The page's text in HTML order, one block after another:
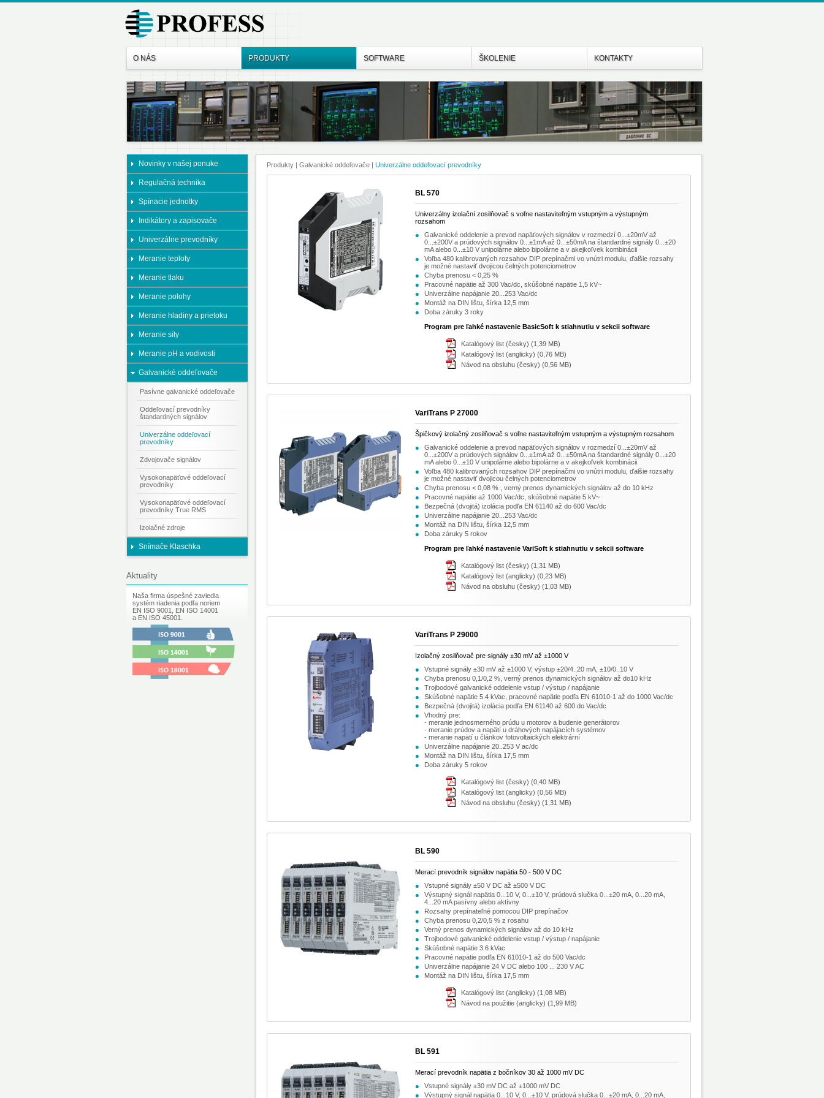
O NÁS PRODUKTY SOFTWARE ŠKOLENIE KONTAKTY
Novinky v našej ponuke
Regulačná technika
Spínacie jednotky
Indikátory a zapisovače
Univerzálne prevodníky
Meranie teploty
Meranie tlaku
Meranie polohy
Meranie hladiny a prietoku
Meranie sily
Meranie pH a vodivosti
Galvanické oddeľovače
Pasívne galvanické oddeľovače
Oddeľovací prevodníky
štandardných signálov
Univerzálne oddeľovací
prevodníky
Zdvojovače signálov
Vysokonapäťové oddeľovací
prevodníky
Vysokonapäťové oddeľovací
prevodníky True RMS
Izolačné zdroje
Snímače Klaschka
Aktuality
Naša firma úspešné zaviedla
systém riadenia podľa noriem
EN ISO 9001, EN ISO 14001
a EN ISO 45001.
Produkty | Galvanické oddeľovače | Univerzálne oddeľovací prevodníky
BL 570
Univerzálny izolační zosilňovač s voľne nastaviteľným vstupným a výstupným
rozsahom
Galvanické oddelenie a prevod napäťových signálov v rozmedzí 0...±20mV až
0...±200V a prúdových signálov 0...±1mA až 0...±50mA na štandardné signály 0...±20
mA alebo 0...±10 V unipolárne alebo bipolárne a v akejkoľvek kombinácii
Voľba 480 kalibrovaných rozsahov DIP prepínačmi vo vnútri modulu, ďalšie rozsahy
je možné nastaviť dvojicou čelných potenciometrov
Chyba prenosu < 0,25 %
Pracovné napätie až 300 Vac/dc, skúšobné napätie 1,5 kV~
Univerzálne napájanie 20...253 Vac/dc
Montáž na DIN lištu, šírka 12,5 mm
Doba záruky 3 roky
Program pre ľahké nastavenie BasicSoft k stiahnutiu v sekcii software
Katalógový list (česky) (1,39 MB)
Katalógový list (anglicky) (0,76 MB)
Návod na obsluhu (česky) (0,56 MB)
VariTrans P 27000
Špičkový izolačný zosilňovač s voľne nastaviteľným vstupným a výstupným rozsahom
Galvanické oddelenie a prevod napäťových signálov v rozmedzí 0...±20mV až
0...±200V a prúdových signálov 0...±1mA až 0...±50mA na štandardné signály 0...±20
mA alebo 0...±10 V unipolárne alebo bipolárne a v akejkoľvek kombinácii
Voľba 480 kalibrovaných rozsahov DIP prepínačmi vo vnútri modulu, ďalšie rozsahy
je možné nastaviť dvojicou čelných potenciometrov
Chyba prenosu < 0,08 % , verný prenos dynamických signálov až do 10 kHz
Pracovné napätie až 1000 Vac/dc, skúšobné napätie 5 kV~
Bezpečná (dvojitá) izolácia podľa EN 61140 až do 600 Vac/dc
Univerzálne napájanie 20...253 Vac/dc
Montáž na DIN lištu, šírka 12,5 mm
Doba záruky 5 rokov
Program pre ľahké nastavenie VariSoft k stiahnutiu v sekcii software
Katalógový list (česky) (1,31 MB)
Katalógový list (anglicky) (0,23 MB)
Návod na obsluhu (česky) (1,03 MB)
VariTrans P 29000
Izolačný zosilňovač pre signály ±30 mV až ±1000 V
Vstupné signály ±30 mV až ±1000 V, výstup ±20/4..20 mA, ±10/0..10 V
Chyba prenosu 0,1/0,2 %, verný prenos dynamických signálov až do10 kHz
Trojbodové galvanické oddelenie vstup / výstup / napájanie
Skúšobné napätie 5.4 kVac, pracovné napätie podľa EN 61010-1 až do 1000 Vac/dc
Bezpečná (dvojitá) izolácia podľa EN 61140 až 600 do Vac/dc
Vhodný pre:
- meranie jednosmerného prúdu u motorov a budenie generátorov
- meranie prúdov a napätí u dráhových napájacích systémov
- meranie napätí u článkov fotovoltaických elektrární
Univerzálne napájanie 20..253 V ac/dc
Montáž na DIN lištu, šírka 17,5 mm
Doba záruky 5 rokov
Katalógový list (česky) (0,40 MB)
Katalógový list (anglicky) (0,56 MB)
Návod na obsluhu (česky) (1,31 MB)
BL 590
Merací prevodník signálov napätia 50 - 500 V DC
Vstupné signály ±50 V DC až ±500 V DC
Výstupný signál napätia 0...10 V, 0...±10 V, prúdová slučka 0...±20 mA, 0...20 mA,
4...20 mA pasívny alebo aktívny
Rozsahy prepínateľné pomocou DIP prepínačov
Chyba prenosu 0,2/0,5 % z rosahu
Verný prenos dynamických signálov až do 10 kHz
Trojbodové galvanické oddelenie vstup / výstup / napájanie
Skúšobné napätie 3.6 kVac
Pracovné napätie podľa EN 61010-1 až do 500 Vac/dc
Univerzálne napájanie 24 V DC alebo 100 ... 230 V AC
Montáž na DIN lištu, šírka 17,5 mm
Katalógový list (anglicky) (1,08 MB)
Návod na použitie (anglicky) (1,99 MB)
BL 591
Merací prevodník napätia z bočníkov 30 až 1000 mV DC
Vstupné signály ±30 mV DC až ±1000 mV DC
Výstupný signál napätia 0...10 V, 0...±10 V, prúdová slučka 0...±20 mA, 0...20 mA,